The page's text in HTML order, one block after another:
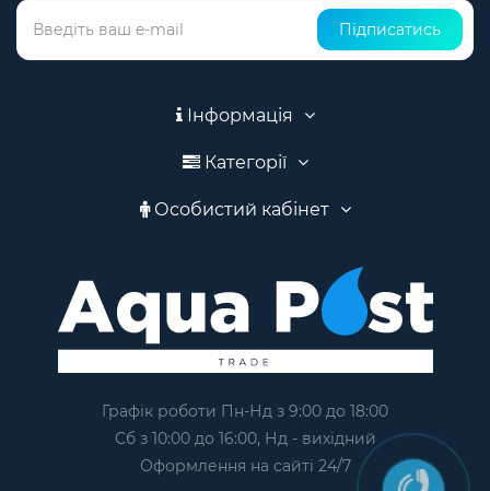
Підписатись
Інформація
Категорії
Особистий кабінет
Графік роботи Пн-Нд з 9:00 до 18:00
Сб з 10:00 до 16:00, Нд - вихідний
Оформлення на сайтi 24/7